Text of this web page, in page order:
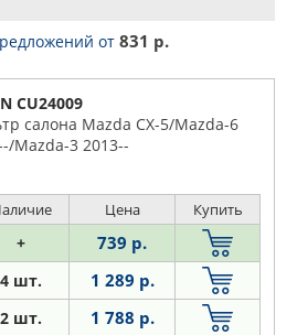
от 831 р.
CU24009
салона Mazda СХ-5/Mazda-6
Mazda-3 2013--
Цена Купить
+ 739 р.
4 шт. 1 289 р.
2 шт. 1 788 р.